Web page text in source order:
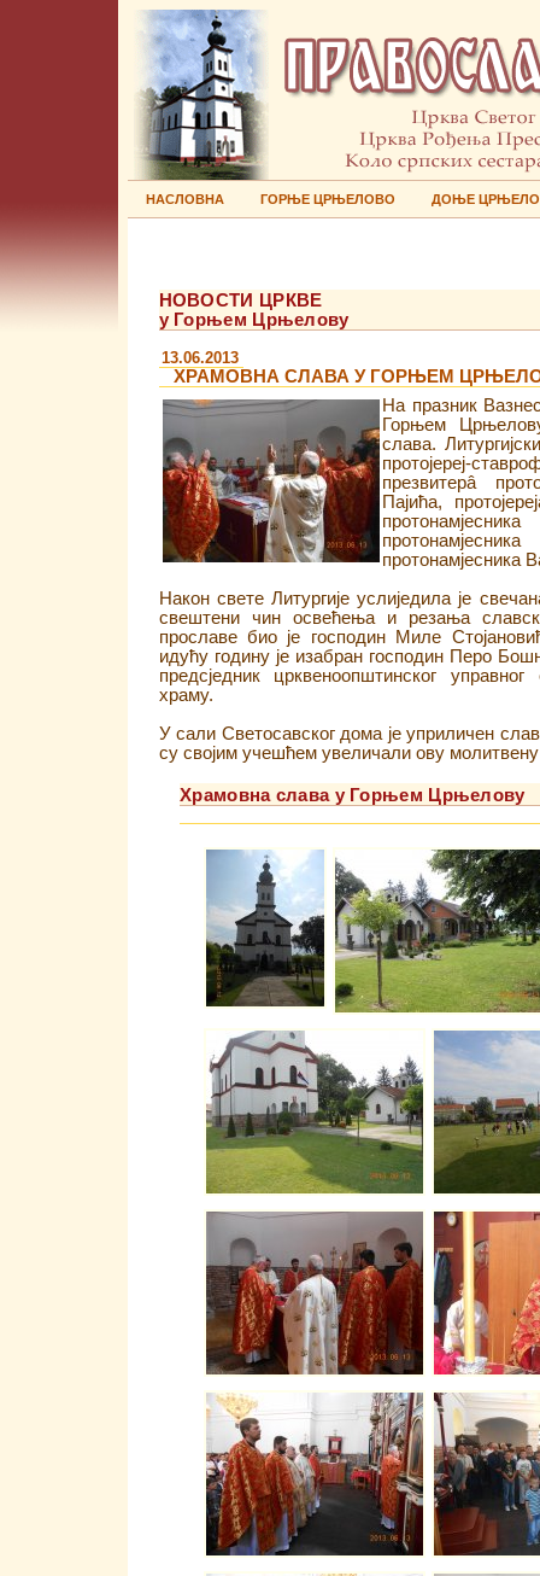
НАСЛОВНА ГОРЊЕ ЦРЊЕЛОВО ДОЊЕ
НОВОСТИ ЦРКВЕ
у Горњем Црњелову
13.06.2013
ХРАМОВНА СЛАВА У ГОРЊЕМ
На празник
Горњем
слава.
протојереј-
презвитерâ
Пајића,
протонамјесника
Након свете Литургије услиједила је
свештени чин освећења и резања
прославе био је господин Миле
идућу годину је изабран господин Перо
предсједник црквеноопштинског
храму.
У сали Светосавског дома је уприличен
су својим учешћем увеличали ову
Храмовна слава у Горњем Црњелову